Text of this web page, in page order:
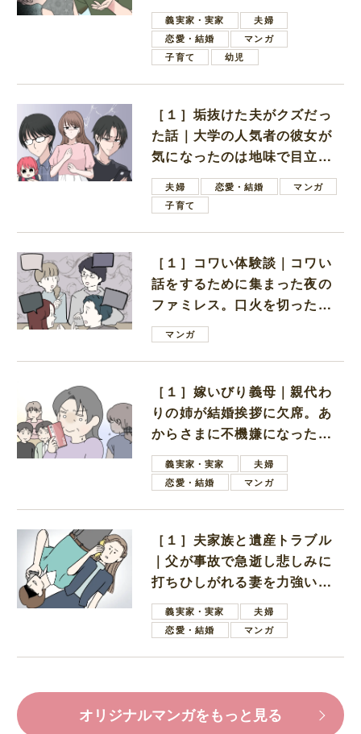
しいと言ってきた
義実家・実家
夫婦
恋愛・結婚
マンガ
子育て
幼児
［１］垢抜けた夫がクズだっ
た話｜大学の人気者の彼女が
気になったのは地味で目立た
ない男子学生
夫婦 恋愛・結婚
マンガ
子育て
［１］コワい体験談｜コワい
話をするために集まった夜の
ファミレス。口火を切ったの
は電車好きの男の子ママ
マンガ
［１］嫁いびり義母｜親代わ
りの姉が結婚挨拶に欠席。あ
からさまに不機嫌になった義
母義実家・実家
夫婦
恋愛・結婚
マンガ
［１］夫家族と遺産トラブル
｜父が事故で急逝し悲しみに
打ちひしがれる妻を力強い言
葉で励ます夫
義実家・実家
夫婦
恋愛・結婚
マンガ
オリジナルマンガをもっと見る